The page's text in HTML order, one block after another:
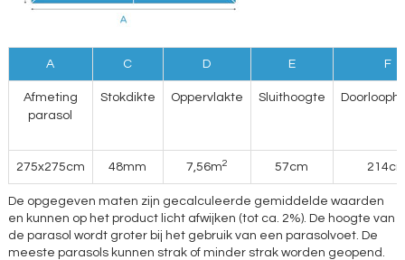
A C D E F
Afmeting
parasol
Stokdikte Oppervlakte Sluithoogte
275x275cm 48mm 7,56m2 57cm
De opgegeven maten zijn gecalculeerde gemiddelde waarden
en kunnen op het product licht afwijken (tot ca. 2%). De hoogte van
de parasol wordt groter bij het gebruik van een parasolvoet. De
meeste parasols kunnen strak of minder strak worden geopend.